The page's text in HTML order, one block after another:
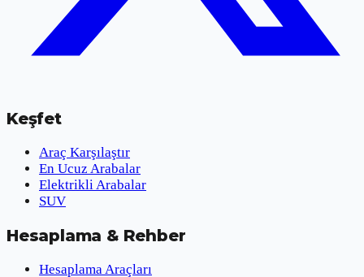
Keşfet
Araç Karşılaştır
En Ucuz Arabalar
Elektrikli Arabalar
SUV
Hesaplama & Rehber
Hesaplama Araçları